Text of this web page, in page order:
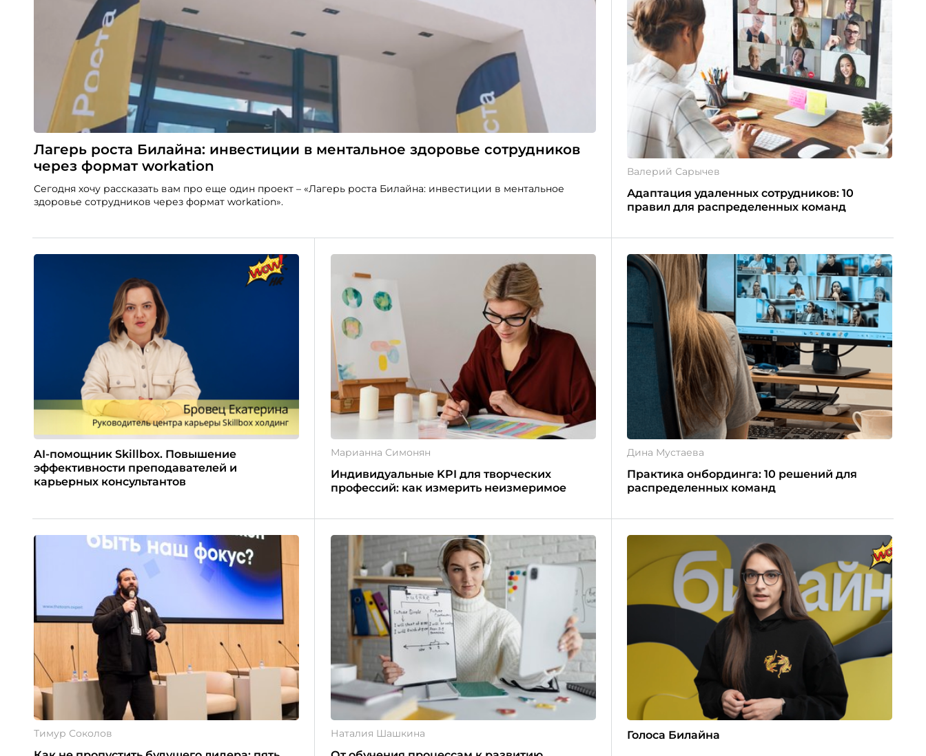
Лагерь роста Билайна: инвестиции в ментальное здоровье сотрудников
через формат workation
Сегодня хочу рассказать вам про еще один проект – «Лагерь роста Билайна: инвестиции в ментальное
здоровье сотрудников через формат workation».
Валерий Сарычев
Адаптация удаленных сотрудников: 10
правил для распределенных команд
AI-помощник Skillbox. Повышение
эффективности преподавателей и
карьерных консультантов
Марианна Симонян
Индивидуальные KPI для творческих
профессий: как измерить неизмеримое
Дина Мустаева
Практика онбординга: 10 решений для
распределенных команд
Тимур Соколов Наталия Шашкина Голоса Билайна